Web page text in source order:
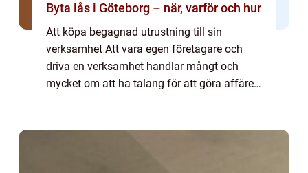
Byta lås i Göteborg – när, varför och hur
Att köpa begagnad utrustning till sin
verksamhet Att vara egen företagare och
driva en verksamhet handlar mångt och
mycket om att ha talang för att göra affärer.